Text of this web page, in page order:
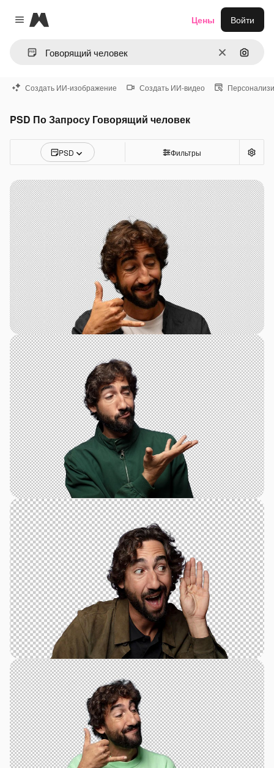
Close menu
Magnific
ОчиститьПоиск
Цены Войти
Создать ИИ-изображение Создать ИИ-видео
PSD По Запросу Говорящий человек
PSD Фильтры